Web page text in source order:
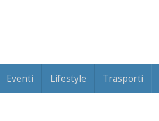
Eventi Lifestyle Trasporti